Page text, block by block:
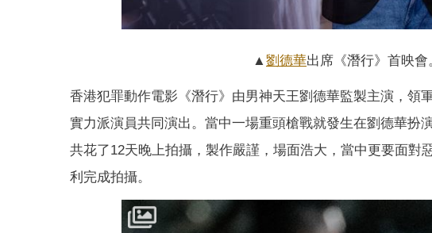
▲ 劉德華出席《潛行》首映會
香港犯罪動作電影《潛行》由男神天王劉德華監製主演，領
實力派演員共同演出。當中一場重頭槍戰就發生在劉德華扮
共花了12天晚上拍攝，製作嚴謹，場面浩大，當中更要面
利完成拍攝。